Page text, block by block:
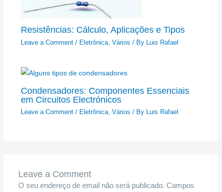
Resistências: Cálculo, Aplicações e Tipos
Leave a Comment / Eletrônica, Vários / By Luis Rafael
Condensadores: Componentes Essenciais
em Circuitos Electrónicos
Leave a Comment / Eletrônica, Vários / By Luis Rafael
Leave a Comment
O seu endereço de email não será publicado. Campos